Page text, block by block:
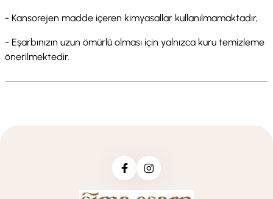
- Kansorejen madde içeren kimyasallar kullanılmamaktadır,
- Eşarbınızın uzun ömürlü olması için yalnızca kuru temizleme
önerilmektedir.